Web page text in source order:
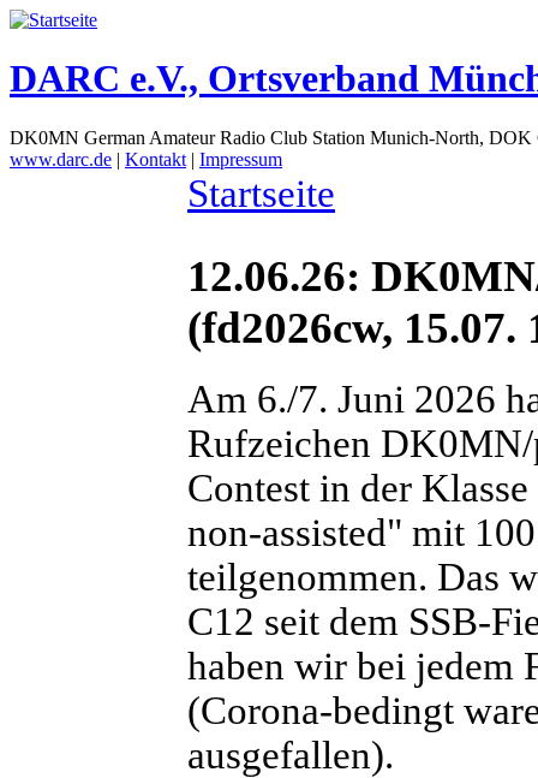
DARC e.V., Ortsverband
DK0MN German Amateur Radio Club Station Munich-North,
www.darc.de | Kontakt | Impressum
Startseite
12.06.26:
(fd2026cw, 15.07.
Am 6./7. Juni 2026
Rufzeichen
Contest in der
non-assisted" mit
teilgenommen. Das
C12 seit dem SSB-
haben wir bei jedem
(Corona-bedingt
ausgefallen).